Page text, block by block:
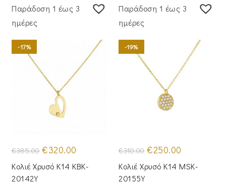
Παράδoση 1 έως 3
ημέρες
-17%
€385.00 Original
price
was:
€385.00.
€320.00
τιμή
είναι:
Κολιέ Χρυσό Κ14 KBK-
20142Y
Παράδoση 1 έως 3
ημέρες
-19%
€310.00 Original
price
was:
€310.00.
€250.00
τιμή
είναι:
Κολιέ Χρυσό Κ14 MSK-
20155Y